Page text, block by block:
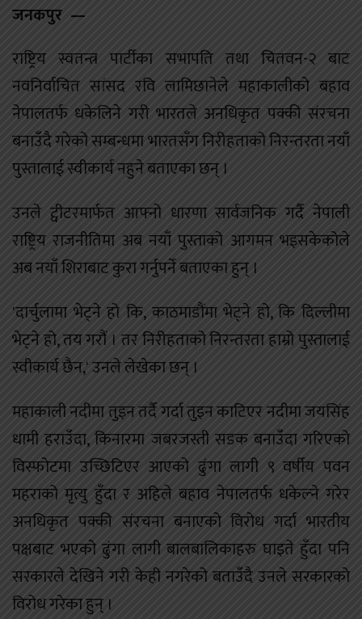
जनकपुर —
राष्ट्रिय स्वतन्त्र पार्टीका सभापति तथा चितवन-२ बाट
नवनिर्वाचित सांसद रवि लामिछानेले महाकालीको बहाव
नेपालतर्फ धकेलिने गरी भारतले अनधिकृत पक्की संरचना
बनाउँदै गरेको सम्बन्धमा भारतसँग निरीहताको निरन्तरता नयाँ
पुस्तालाई स्वीकार्य नहुने बताएका छन् ।
उनले ट्वीटरमार्फत आफ्नो धारणा सार्वजनिक गर्दै नेपाली
राष्ट्रिय राजनीतिमा अब नयाँ पुस्ताको आगमन भइसकेकोले
अब नयाँ शिराबाट कुरा गर्नुपर्ने बताएका हुन् ।
'दार्चुलामा भेट्ने हो कि, काठमाडौंमा भेट्ने हो, कि दिल्लीमा
भेट्ने हो, तय गरौं । तर निरीहताको निरन्तरता हाम्रो पुस्तालाई
स्वीकार्य छैन,' उनले लेखेका छन् ।
महाकाली नदीमा तुइन तर्दै गर्दा तुइन काटिएर नदीमा जयसिंह
धामी हराउँदा, किनारमा जबरजस्ती सडक बनाउँदा गरिएको
विस्फोटमा उच्छिटिएर आएको ढुंगा लागी ९ वर्षीय पवन
महराको मृत्यु हुँदा र अहिले बहाव नेपालतर्फ धकेल्ने गरेर
अनधिकृत पक्की संरचना बनाएको विरोध गर्दा भारतीय
पक्षबाट भएको ढुंगा लागी बालबालिकाहरु घाइते हुँदा पनि
सरकारले देखिने गरी केही नगरेको बताउँदै उनले सरकारको
विरोध गरेका हुन् ।